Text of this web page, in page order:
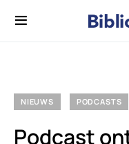
NIEUWS PODCASTS
Podcast